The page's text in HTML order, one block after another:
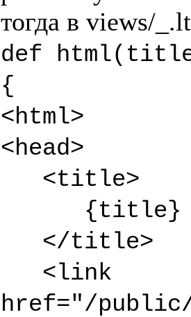
def
{
<html>
<head>
href="/